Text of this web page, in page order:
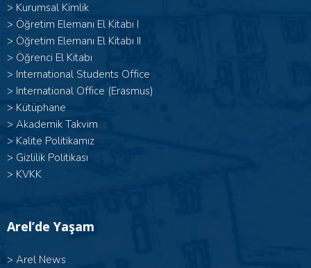
> Kurumsal Kimlik
> Öğretim Elemanı El Kitabı I
> Öğretim Elemanı El Kitabı II
> Öğrenci El Kitabı
> International Students Office
> International Office (Erasmus)
> Kütüphane
> Akademik Takvim
> Kalite Politikamız
> Gizlilik Politikası
> KVKK
Arel’de Yaşam
> Arel News